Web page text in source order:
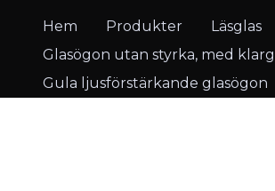
Hem Produkter Läsglas
Glasögon utan styrka, med
Gula ljusförstärkande glasögon